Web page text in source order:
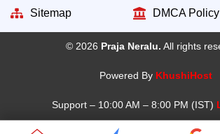
Sitemap
DMCA Policy
© 2026 Praja Neralu. All rights
Powered By KhushiHost
Support – 10:00 AM – 8:00 PM (IST)